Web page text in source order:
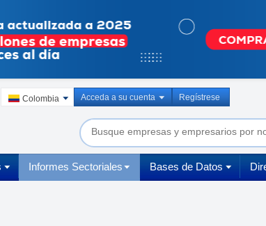
Colombia Acceda a su cuenta Regístrese
Informes Sectoriales Bases de Datos